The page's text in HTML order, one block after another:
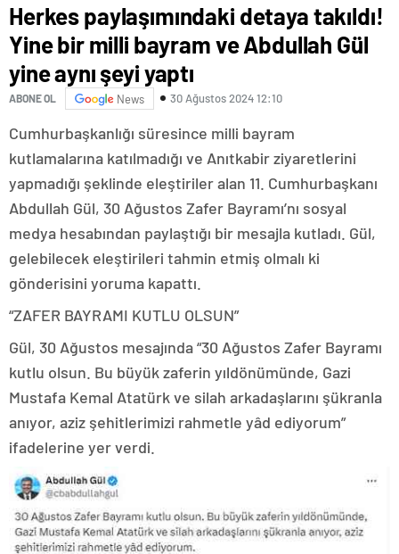
Herkes paylaşımındaki detaya takıldı!
Yine bir milli bayram ve Abdullah Gül
yine aynı şeyi yaptı
ABONE OL News 30 Ağustos 2024 12:10
Cumhurbaşkanlığı süresince milli bayram
kutlamalarına katılmadığı ve Anıtkabir ziyaretlerini
yapmadığı şeklinde eleştiriler alan 11. Cumhurbaşkanı
Abdullah Gül, 30 Ağustos Zafer Bayramı’nı sosyal
medya hesabından paylaştığı bir mesajla kutladı. Gül,
gelebilecek eleştirileri tahmin etmiş olmalı ki
gönderisini yoruma kapattı.
“ZAFER BAYRAMI KUTLU OLSUN”
Gül, 30 Ağustos mesajında “30 Ağustos Zafer Bayramı
kutlu olsun. Bu büyük zaferin yıldönümünde, Gazi
Mustafa Kemal Atatürk ve silah arkadaşlarını şükranla
anıyor, aziz şehitlerimizi rahmetle yâd ediyorum”
ifadelerine yer verdi.